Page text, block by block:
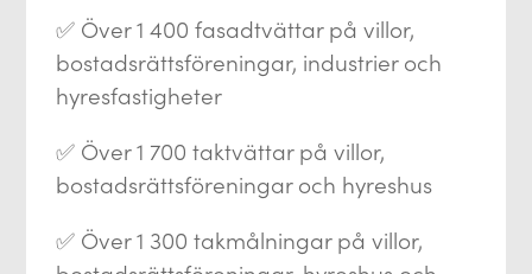
✅ Över 1 400 fasadtvättar på villor,
bostadsrättsföreningar, industrier och
hyresfastigheter
✅ Över 1 700 taktvättar på villor,
bostadsrättsföreningar och hyreshus
✅ Över 1 300 takmålningar på villor,